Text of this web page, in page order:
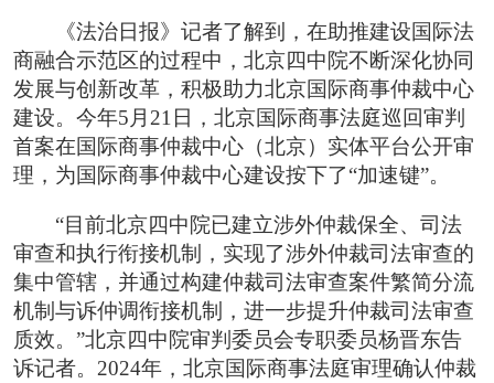
《法治日报》记者了解到，在助推建设国际法
商融合示范区的过程中，北京四中院不断深化协同
发展与创新改革，积极助力北京国际商事仲裁中心
建设。今年5月21日，北京国际商事法庭巡回审判
首案在国际商事仲裁中心（北京）实体平台公开审
理，为国际商事仲裁中心建设按下了“加速键”。
“目前北京四中院已建立涉外仲裁保全、司法
审查和执行衔接机制，实现了涉外仲裁司法审查的
集中管辖，并通过构建仲裁司法审查案件繁简分流
机制与诉仲调衔接机制，进一步提升仲裁司法审查
质效。”北京四中院审判委员会专职委员杨晋东告
诉记者。2024年，北京国际商事法庭审理确认仲裁